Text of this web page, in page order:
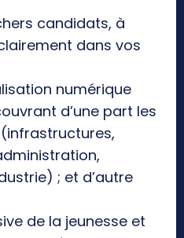
candidats, à
dans vos
numérique
d’une part les
; et d’autre
de la jeunesse et